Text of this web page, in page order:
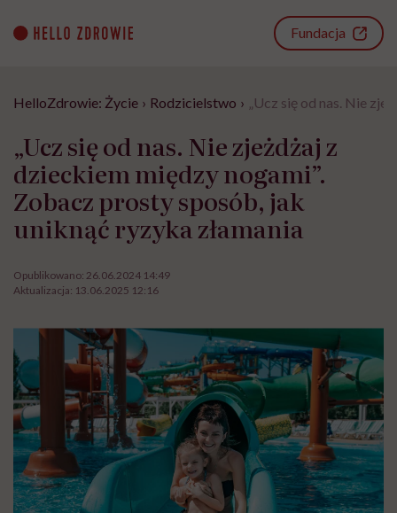
content
Fundacja
HelloZdrowie: Życie › Rodzicielstwo › „Ucz się od nas. Nie
„Ucz się od nas. Nie zjeżdżaj z
dzieckiem między nogami”.
Zobacz prosty sposób, jak
uniknąć ryzyka złamania
Opublikowano: 26.06.2024 14:49
Aktualizacja: 13.06.2025 12:16